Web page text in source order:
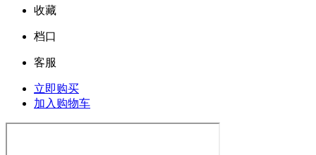
收藏
档口
客服
立即购买
加入购物车